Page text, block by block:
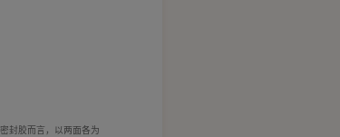
封胶而言，以两面各为